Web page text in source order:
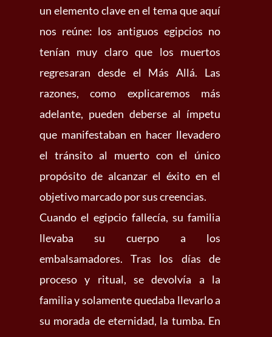
un elemento clave en el tema que aquí
nos reúne: los antiguos egipcios no
tenían muy claro que los muertos
regresaran desde el Más Allá. Las
razones, como explicaremos más
adelante, pueden deberse al ímpetu
que manifestaban en hacer llevadero
el tránsito al muerto con el único
propósito de alcanzar el éxito en el
objetivo marcado por sus creencias.
Cuando el egipcio fallecía, su familia
llevaba su cuerpo a los
embalsamadores. Tras los días de
proceso y ritual, se devolvía a la
familia y solamente quedaba llevarlo a
su morada de eternidad, la tumba. En